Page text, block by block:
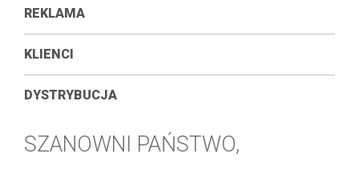
REKLAMA
KLIENCI
DYSTRYBUCJA
SZANOWNI PAŃSTWO,